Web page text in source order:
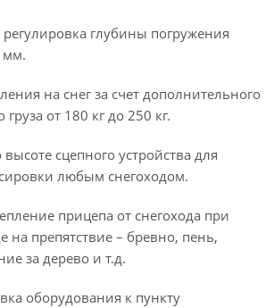
регулировка глубины погружения
мм.
на снег за счет дополнительного
груза от 180 кг до 250 кг.
сцепного устройства для
любым снегоходом.
прицепа от снегохода при
на препятствие – бревно, пень,
за дерево и т.д.
оборудования к пункту